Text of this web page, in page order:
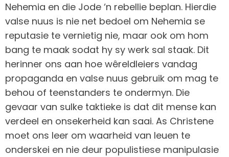
Nehemia en die Jode ‘n rebellie beplan. Hierdie
valse nuus is nie net bedoel om Nehemia se
reputasie te vernietig nie, maar ook om hom
bang te maak sodat hy sy werk sal staak. Dit
herinner ons aan hoe wêreldleiers vandag
propaganda en valse nuus gebruik om mag te
behou of teenstanders te ondermyn. Die
gevaar van sulke taktieke is dat dit mense kan
verdeel en onsekerheid kan saai. As Christene
moet ons leer om waarheid van leuen te
onderskei en nie deur populistiese manipulasie